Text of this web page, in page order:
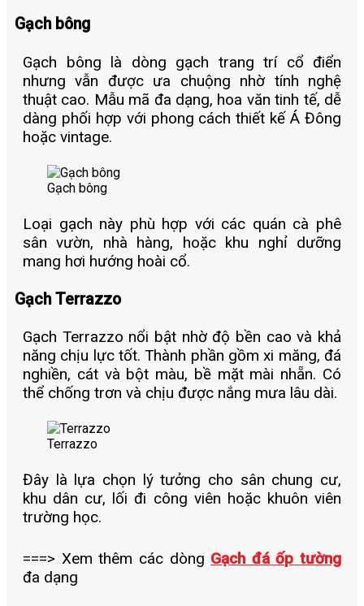
Gạch bông
Gạch bông là dòng gạch trang trí cổ điển
nhưng vẫn được ưa chuộng nhờ tính nghệ
thuật cao. Mẫu mã đa dạng, hoa văn tinh tế, dễ
dàng phối hợp với phong cách thiết kế Á Đông
hoặc vintage.
Gạch bông
Loại gạch này phù hợp với các quán cà phê
sân vườn, nhà hàng, hoặc khu nghỉ dưỡng
mang hơi hướng hoài cổ.
Gạch Terrazzo
Gạch Terrazzo nổi bật nhờ độ bền cao và khả
năng chịu lực tốt. Thành phần gồm xi măng, đá
nghiền, cát và bột màu, bề mặt mài nhẵn. Có
thể chống trơn và chịu được nắng mưa lâu dài.
Terrazzo
Đây là lựa chọn lý tưởng cho sân chung cư,
khu dân cư, lối đi công viên hoặc khuôn viên
trường học.
===> Xem thêm các dòng Gạch đá ốp tường
đa dạng